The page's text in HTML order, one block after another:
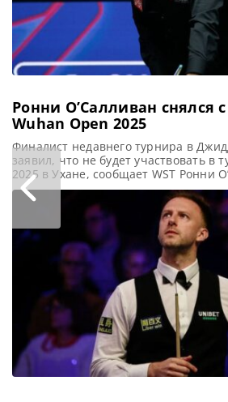
Ронни О’Салливан снялся
Wuhan Open 2025
Финалист недавнего турнира в
заявил, что не будет участвовать в
2025 в Ухане, сообщает WST Ронни
от участия в турнире Wuhan Open
показаниям. Сам турнир состоится
в Китае. О’Салливан должен был
Тэйлором в первом раунде в